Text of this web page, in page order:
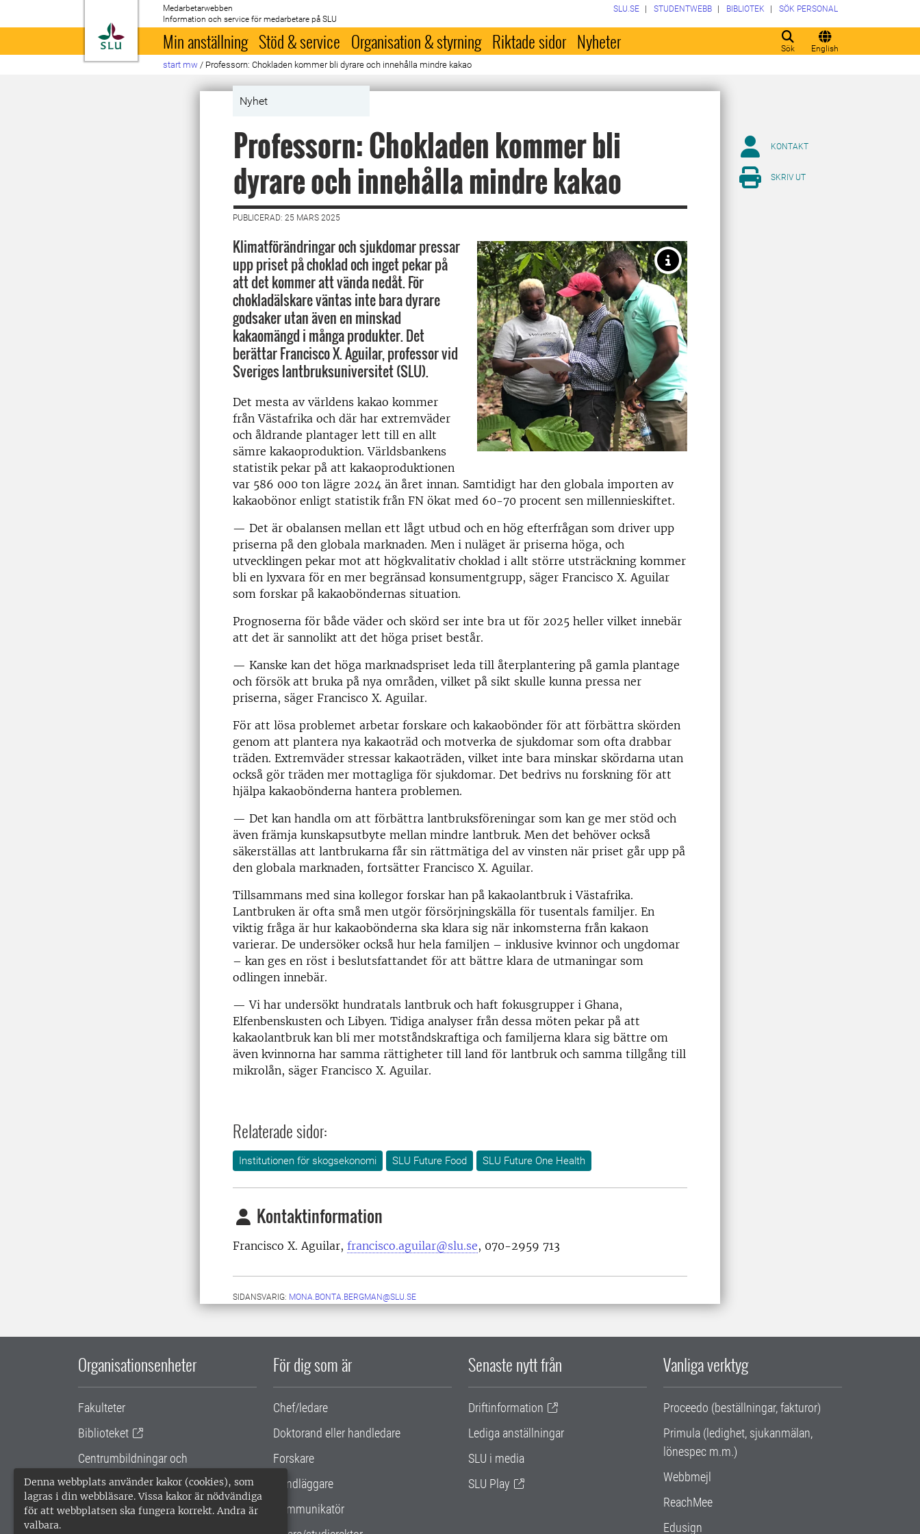
Denna webbplats använder kakor (cookies), som
lagras i din webbläsare. Vissa kakor är nödvändiga
för att webbplatsen ska fungera korrekt. Andra är
valbara.
Till startsida
Medarbetarwebben
Information och service för medarbetare på SLU
Sök English
SLU.SE STUDENTWEBB BIBLIOTEK SÖK PERSONAL
Min anställning Stöd & service Organisation & styrning Riktade sidor Nyheter
start mw / Professorn: Chokladen kommer bli dyrare och innehålla mindre kakao
Nyhet
Professorn: Chokladen kommer bli
dyrare och innehålla mindre kakao
PUBLICERAD: 25 MARS 2025
Klimatförändringar och sjukdomar pressar
upp priset på choklad och inget pekar på
att det kommer att vända nedåt. För
chokladälskare väntas inte bara dyrare
godsaker utan även en minskad
kakaomängd i många produkter. Det
berättar Francisco X. Aguilar, professor vid
Sveriges lantbruksuniversitet (SLU).
Det mesta av världens kakao kommer
från Västafrika och där har extremväder
och åldrande plantager lett till en allt
sämre kakaoproduktion. Världsbankens
statistik pekar på att kakaoproduktionen
var 586 000 ton lägre 2024 än året innan. Samtidigt har den globala importen av
kakaobönor enligt statistik från FN ökat med 60-70 procent sen millennieskiftet.
— Det är obalansen mellan ett lågt utbud och en hög efterfrågan som driver upp
priserna på den globala marknaden. Men i nuläget är priserna höga, och
utvecklingen pekar mot att högkvalitativ choklad i allt större utsträckning kommer
bli en lyxvara för en mer begränsad konsumentgrupp, säger Francisco X. Aguilar
som forskar på kakaoböndernas situation.
Prognoserna för både väder och skörd ser inte bra ut för 2025 heller vilket innebär
att det är sannolikt att det höga priset består.
— Kanske kan det höga marknadspriset leda till återplantering på gamla plantage
och försök att bruka på nya områden, vilket på sikt skulle kunna pressa ner
priserna, säger Francisco X. Aguilar.
För att lösa problemet arbetar forskare och kakaobönder för att förbättra skörden
genom att plantera nya kakaoträd och motverka de sjukdomar som ofta drabbar
träden. Extremväder stressar kakaoträden, vilket inte bara minskar skördarna utan
också gör träden mer mottagliga för sjukdomar. Det bedrivs nu forskning för att
hjälpa kakaobönderna hantera problemen.
— Det kan handla om att förbättra lantbruksföreningar som kan ge mer stöd och
även främja kunskapsutbyte mellan mindre lantbruk. Men det behöver också
säkerställas att lantbrukarna får sin rättmätiga del av vinsten när priset går upp på
den globala marknaden, fortsätter Francisco X. Aguilar.
Tillsammans med sina kollegor forskar han på kakaolantbruk i Västafrika.
Lantbruken är ofta små men utgör försörjningskälla för tusentals familjer. En
viktig fråga är hur kakaobönderna ska klara sig när inkomsterna från kakaon
varierar. De undersöker också hur hela familjen – inklusive kvinnor och ungdomar
– kan ges en röst i beslutsfattandet för att bättre klara de utmaningar som
odlingen innebär.
— Vi har undersökt hundratals lantbruk och haft fokusgrupper i Ghana,
Elfenbenskusten och Libyen. Tidiga analyser från dessa möten pekar på att
kakaolantbruk kan bli mer motståndskraftiga och familjerna klara sig bättre om
även kvinnorna har samma rättigheter till land för lantbruk och samma tillgång till
mikrolån, säger Francisco X. Aguilar.
Relaterade sidor:
Institutionen för skogsekonomi SLU Future Food SLU Future One Health
Kontaktinformation
Francisco X. Aguilar, francisco.aguilar@slu.se, 070-2959 713
SIDANSVARIG: MONA.BONTA.BERGMAN@SLU.SE
KONTAKT
SKRIV UT
Organisationsenheter
Fakulteter
Biblioteket
Centrumbildningar och
samarbetsprojekt
Gemensamma verksamhetsstödet
För dig som är
Chef/ledare
Doktorand eller handledare
Forskare
Handläggare
Kommunikatör
Senaste nytt från
Driftinformation
Lediga anställningar
SLU i media
SLU Play
Vanliga verktyg
Proceedo (beställningar, fakturor)
Primula (ledighet, sjukanmälan,
lönespec m.m.)
Webbmejl
ReachMee
Edusign